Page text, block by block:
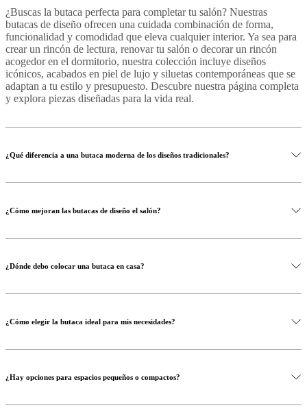
¿Buscas la butaca perfecta para completar tu salón? Nuestras
butacas de diseño ofrecen una cuidada combinación de forma,
funcionalidad y comodidad que eleva cualquier interior. Ya sea para
crear un rincón de lectura, renovar tu salón o decorar un rincón
acogedor en el dormitorio, nuestra colección incluye diseños
icónicos, acabados en piel de lujo y siluetas contemporáneas que se
adaptan a tu estilo y presupuesto. Descubre nuestra página completa
y explora piezas diseñadas para la vida real.
¿Qué diferencia a una butaca moderna de los diseños tradicionales?
¿Cómo mejoran las butacas de diseño el salón?
¿Dónde debo colocar una butaca en casa?
¿Cómo elegir la butaca ideal para mis necesidades?
¿Hay opciones para espacios pequeños o compactos?